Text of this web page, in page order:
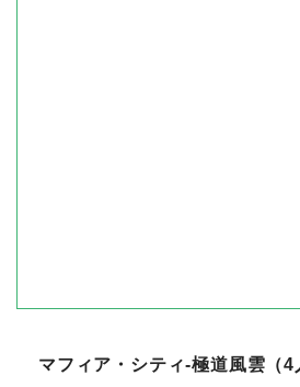
マフィア・シティ-極道風雲（